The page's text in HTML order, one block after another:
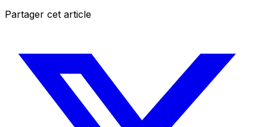
Partager cet article